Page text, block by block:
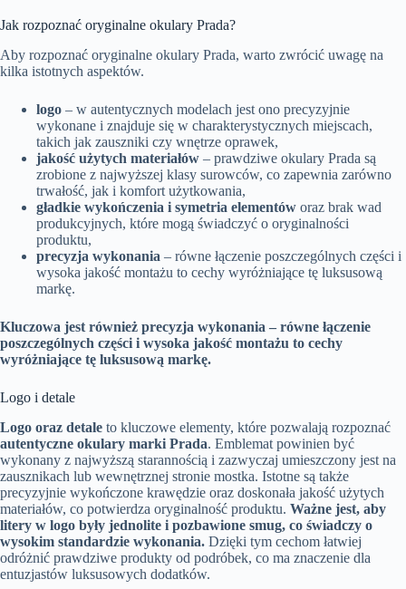
Jak rozpoznać oryginalne okulary Prada?
Aby rozpoznać oryginalne okulary Prada, warto zwrócić uwagę na
kilka istotnych aspektów.
logo – w autentycznych modelach jest ono precyzyjnie
wykonane i znajduje się w charakterystycznych miejscach,
takich jak zauszniki czy wnętrze oprawek,
jakość użytych materiałów – prawdziwe okulary Prada są
zrobione z najwyższej klasy surowców, co zapewnia zarówno
trwałość, jak i komfort użytkowania,
gładkie wykończenia i symetria elementów oraz brak wad
produkcyjnych, które mogą świadczyć o oryginalności
produktu,
precyzja wykonania – równe łączenie poszczególnych części i
wysoka jakość montażu to cechy wyróżniające tę luksusową
markę.
Kluczowa jest również precyzja wykonania – równe łączenie
poszczególnych części i wysoka jakość montażu to cechy
wyróżniające tę luksusową markę.
Logo i detale
Logo oraz detale to kluczowe elementy, które pozwalają rozpoznać
autentyczne okulary marki Prada. Emblemat powinien być
wykonany z najwyższą starannością i zazwyczaj umieszczony jest na
zausznikach lub wewnętrznej stronie mostka. Istotne są także
precyzyjnie wykończone krawędzie oraz doskonała jakość użytych
materiałów, co potwierdza oryginalność produktu. Ważne jest, aby
litery w logo były jednolite i pozbawione smug, co świadczy o
wysokim standardzie wykonania. Dzięki tym cechom łatwiej
odróżnić prawdziwe produkty od podróbek, co ma znaczenie dla
entuzjastów luksusowych dodatków.